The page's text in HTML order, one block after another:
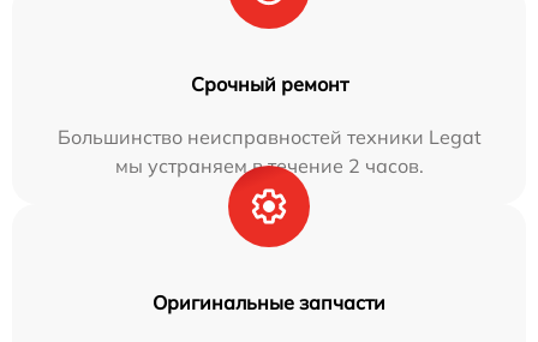
Срочный ремонт
Большинство неисправностей техники Legat
мы устраняем в течение 2 часов.
Оригинальные запчасти